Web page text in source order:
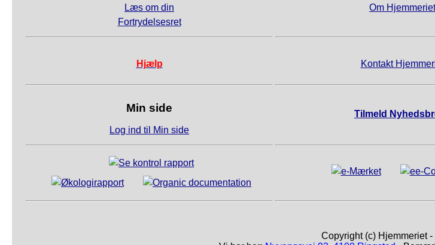
Læs om din
Fortrydelsesret
Om Hjemmeriet
Hjælp Kontakt
Min side
Log ind til Min side
Tilmeld
Copyright (c) Hjemmeriet